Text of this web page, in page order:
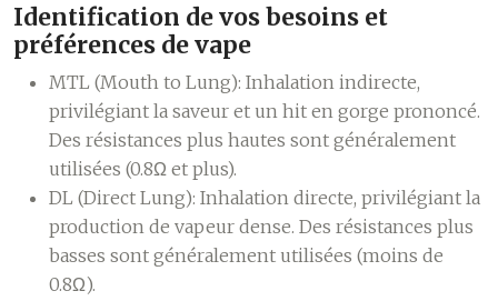
Identification de vos besoins et
préférences de vape
MTL (Mouth to Lung): Inhalation indirecte,
privilégiant la saveur et un hit en gorge prononcé.
Des résistances plus hautes sont généralement
utilisées (0.8Ω et plus).
DL (Direct Lung): Inhalation directe, privilégiant la
production de vapeur dense. Des résistances plus
basses sont généralement utilisées (moins de
0.8Ω).